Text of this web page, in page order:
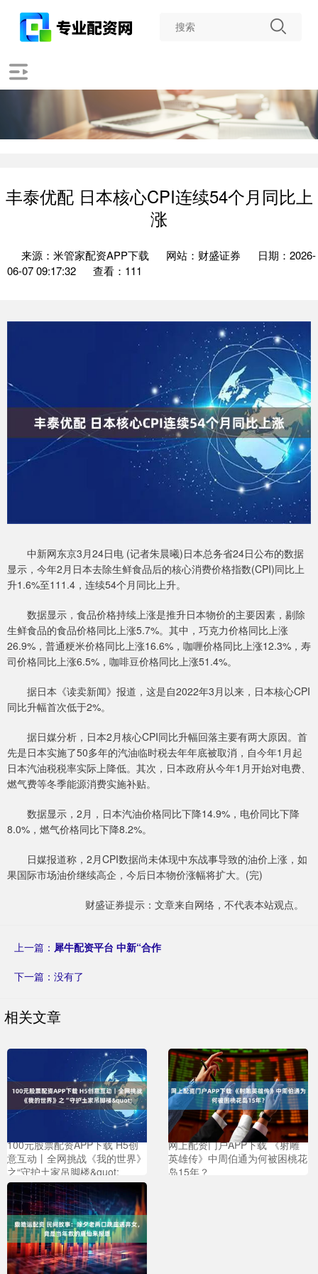
丰泰优配 日本核心CPI连续54个月同比上
涨
来源：米管家配资APP下载 网站：财盛证券
日期：2026-
06-07 09:17:32
查看：111
中新网东京3月24日电 (记者朱晨曦)日本总务省24日公布的数据
显示，今年2月日本去除生鲜食品后的核心消费价格指数(CPI)同比上
升1.6%至111.4，连续54个月同比上升。
数据显示，食品价格持续上涨是推升日本物价的主要因素，剔除
生鲜食品的食品价格同比上涨5.7%。其中，巧克力价格同比上涨
26.9%，普通粳米价格同比上涨16.6%，咖喱价格同比上涨12.3%，寿
司价格同比上涨6.5%，咖啡豆价格同比上涨51.4%。
据日本《读卖新闻》报道，这是自2022年3月以来，日本核心CPI
同比升幅首次低于2%。
据日媒分析，日本2月核心CPI同比升幅回落主要有两大原因。首
先是日本实施了50多年的汽油临时税去年年底被取消，自今年1月起
日本汽油税税率实际上降低。其次，日本政府从今年1月开始对电费、
燃气费等冬季能源消费实施补贴。
数据显示，2月，日本汽油价格同比下降14.9%，电价同比下降
8.0%，燃气价格同比下降8.2%。
日媒报道称，2月CPI数据尚未体现中东战事导致的油价上涨，如
果国际市场油价继续高企，今后日本物价涨幅将扩大。(完)
财盛证券提示：文章来自网络，不代表本站观点。
上一篇： 犀牛配资平台 中新“合作
下一篇：没有了
相关文章
100元股票配资APP下载 H5创
意互动丨全网挑战《我的世界》
之“守护土家吊脚楼&quot;
网上配资门户APP下载 《射雕
英雄传》中周伯通为何被困桃花
岛15年？